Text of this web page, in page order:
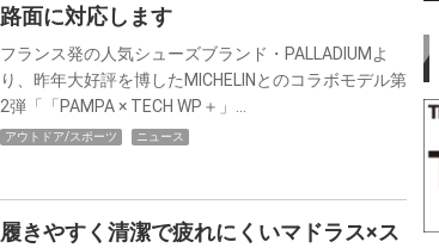
路面に対応します
フランス発の人気シューズブランド・PALLADIUMよ
り、昨年大好評を博したMICHELINとのコラボモデル第
2弾「「PAMPA × TECH WP＋」…
アウトドア/スポーツ ニュース
履きやすく清潔で疲れにくいマドラス×ス